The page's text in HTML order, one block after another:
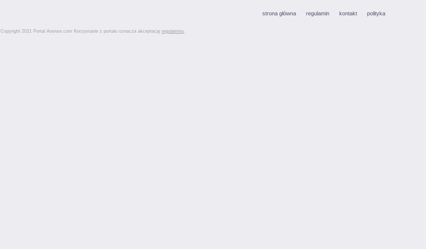
strona główna regulamin kontakt polityka
Copyright 2021 Portal Anonse.com Korzystanie z portalu oznacza akceptację regulaminu.